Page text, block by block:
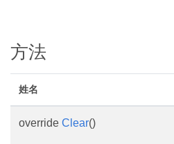
方法
姓名
override Clear()